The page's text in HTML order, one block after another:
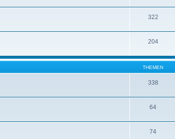
322
204
THEMEN
338
64
74